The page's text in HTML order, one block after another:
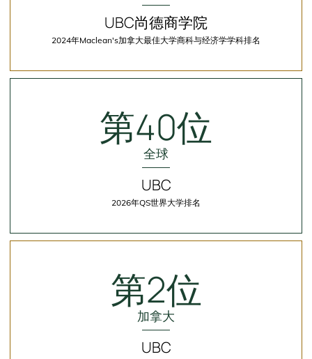
UBC尚德商学院
2024年Maclean's加拿大最佳大学商科与经济学学科排名
第40位
全球
UBC
2026年QS世界大学排名
第2位
加拿大
UBC